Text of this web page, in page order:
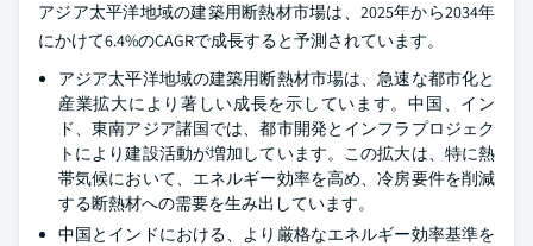
アジア太平洋地域の建築用断熱材市場は、2025年から2034年
にかけて6.4%のCAGRで成長すると予測されています。
アジア太平洋地域の建築用断熱材市場は、急速な都市化と
産業拡大により著しい成長を示しています。中国、イン
ド、東南アジア諸国では、都市開発とインフラプロジェク
トにより建設活動が増加しています。この拡大は、特に熱
帯気候において、エネルギー効率を高め、冷房要件を削減
する断熱材への需要を生み出しています。
中国とインドにおける、より厳格なエネルギー効率基準を